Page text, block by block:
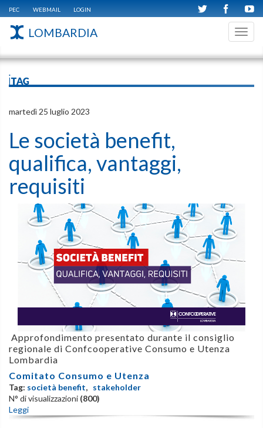
PEC WEBMAIL LOGIN
LOMBARDIA
iTAG
martedì 25 luglio 2023
Le società benefit,
qualifica, vantaggi,
requisiti
Approfondimento presentato durante il consiglio
regionale di Confcooperative Consumo e Utenza
Lombardia
Comitato Consumo e Utenza
Tag: società benefit, stakeholder
N° di visualizzazioni (800)
Leggi